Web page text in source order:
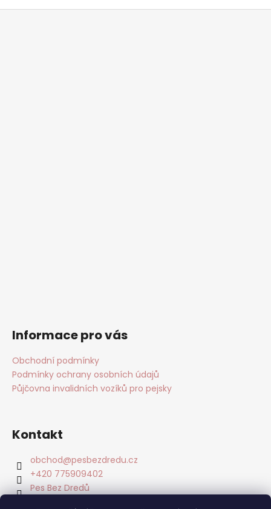
Z
Informace pro vás
Obchodní podmínky
Podmínky ochrany osobních údajů
Půjčovna invalidních vozíků pro pejsky
Kontakt
obchod@pesbezdredu.cz
+420 775909402
Pes Bez Dredů